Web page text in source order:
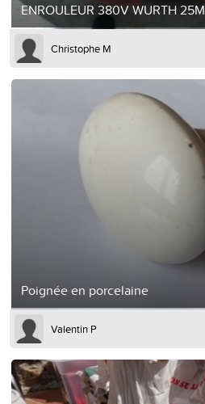
ENROULEUR 380V WURTH 25M
Christophe M
Poignée en porcelaine
Valentin P